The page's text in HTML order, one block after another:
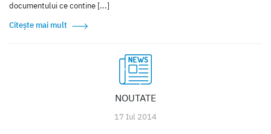
documentului ce contine [...]
Citește mai mult
NOUTATE
17 Iul 2014